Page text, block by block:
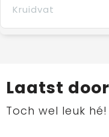
Kruidvat
Laatst
Toch wel leuk hé!